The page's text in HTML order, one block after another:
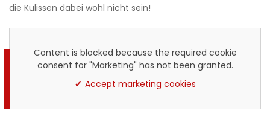
die Kulissen dabei wohl nicht sein!
Content is blocked because the required cookie
consent for "Marketing" has not been granted.
Accept marketing cookies